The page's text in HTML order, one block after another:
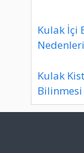
Kulak İçi
Kulak